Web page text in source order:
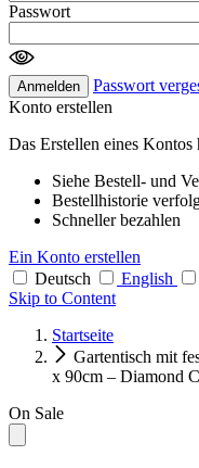
Passwort
Anmelden
Passwort
Konto erstellen
Das Erstellen eines Kontos
Siehe Bestell- und
Bestellhistorie
Schneller bezahlen
Ein Konto erstellen
Deutsch
English
Skip to Content
Startseite
Gartentisch mit
x 90cm – Diamond
On Sale